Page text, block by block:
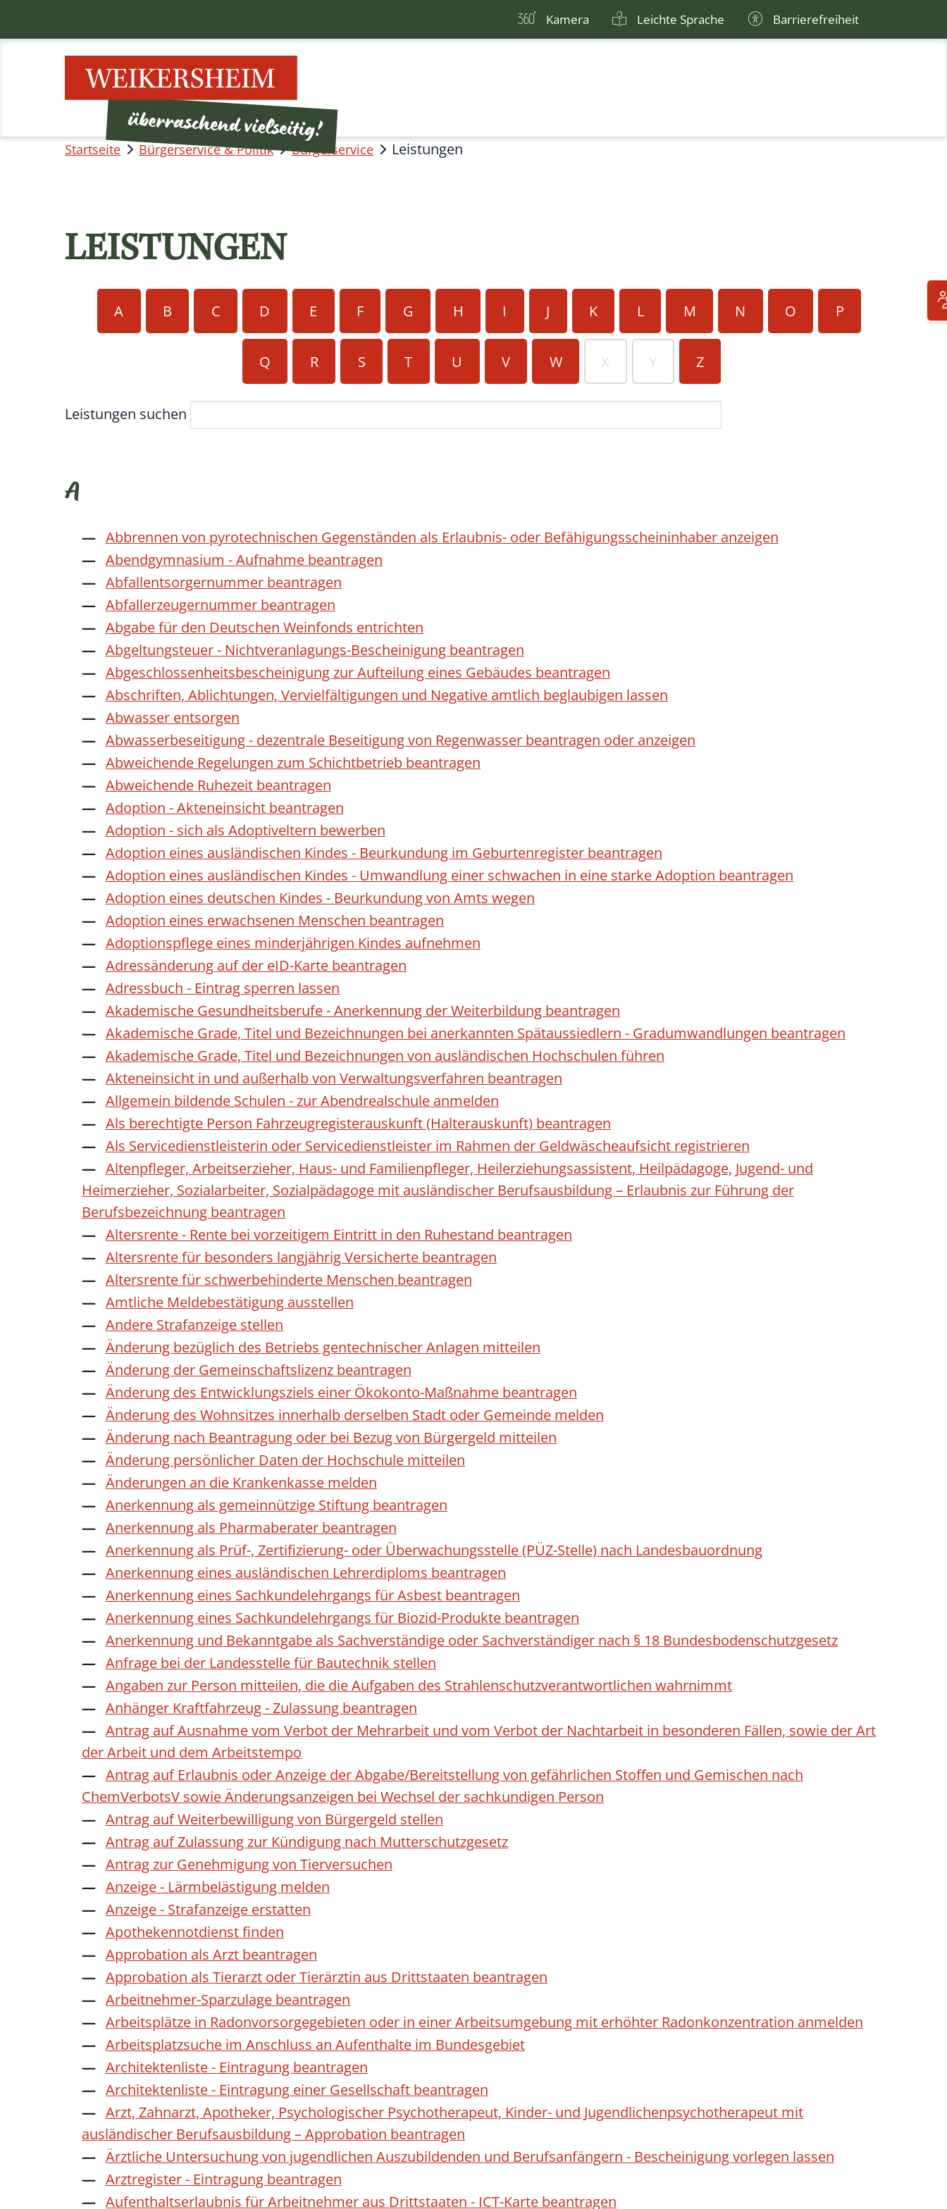
Kamera Leichte Sprache Barrierefreiheit
Startseite Bürgerservice & Politik Bürgerservice Leistungen
LEISTUNGEN
A B C D E F G H I J K L M N O P
Q R S T U V W X Y Z
Leistungen suchen
A
Abbrennen von pyrotechnischen Gegenständen als Erlaubnis- oder Befähigungsscheininhaber anzeigen
Abendgymnasium - Aufnahme beantragen
Abfallentsorgernummer beantragen
Abfallerzeugernummer beantragen
Abgabe für den Deutschen Weinfonds entrichten
Abgeltungsteuer - Nichtveranlagungs-Bescheinigung beantragen
Abgeschlossenheitsbescheinigung zur Aufteilung eines Gebäudes beantragen
Abschriften, Ablichtungen, Vervielfältigungen und Negative amtlich beglaubigen lassen
Abwasser entsorgen
Abwasserbeseitigung - dezentrale Beseitigung von Regenwasser beantragen oder anzeigen
Abweichende Regelungen zum Schichtbetrieb beantragen
Abweichende Ruhezeit beantragen
Adoption - Akteneinsicht beantragen
Adoption - sich als Adoptiveltern bewerben
Adoption eines ausländischen Kindes - Beurkundung im Geburtenregister beantragen
Adoption eines ausländischen Kindes - Umwandlung einer schwachen in eine starke Adoption beantragen
Adoption eines deutschen Kindes - Beurkundung von Amts wegen
Adoption eines erwachsenen Menschen beantragen
Adoptionspflege eines minderjährigen Kindes aufnehmen
Adressänderung auf der eID-Karte beantragen
Adressbuch - Eintrag sperren lassen
Akademische Gesundheitsberufe - Anerkennung der Weiterbildung beantragen
Akademische Grade, Titel und Bezeichnungen bei anerkannten Spätaussiedlern - Gradumwandlungen beantragen
Akademische Grade, Titel und Bezeichnungen von ausländischen Hochschulen führen
Akteneinsicht in und außerhalb von Verwaltungsverfahren beantragen
Allgemein bildende Schulen - zur Abendrealschule anmelden
Als berechtigte Person Fahrzeugregisterauskunft (Halterauskunft) beantragen
Als Servicedienstleisterin oder Servicedienstleister im Rahmen der Geldwäscheaufsicht registrieren
Altenpfleger, Arbeitserzieher, Haus- und Familienpfleger, Heilerziehungsassistent, Heilpädagoge, Jugend- und
Heimerzieher, Sozialarbeiter, Sozialpädagoge mit ausländischer Berufsausbildung – Erlaubnis zur Führung der
Berufsbezeichnung beantragen
Altersrente - Rente bei vorzeitigem Eintritt in den Ruhestand beantragen
Altersrente für besonders langjährig Versicherte beantragen
Altersrente für schwerbehinderte Menschen beantragen
Amtliche Meldebestätigung ausstellen
Andere Strafanzeige stellen
Änderung bezüglich des Betriebs gentechnischer Anlagen mitteilen
Änderung der Gemeinschaftslizenz beantragen
Änderung des Entwicklungsziels einer Ökokonto-Maßnahme beantragen
Änderung des Wohnsitzes innerhalb derselben Stadt oder Gemeinde melden
Änderung nach Beantragung oder bei Bezug von Bürgergeld mitteilen
Änderung persönlicher Daten der Hochschule mitteilen
Änderungen an die Krankenkasse melden
Anerkennung als gemeinnützige Stiftung beantragen
Anerkennung als Pharmaberater beantragen
Anerkennung als Prüf-, Zertifizierung- oder Überwachungsstelle (PÜZ-Stelle) nach Landesbauordnung
Anerkennung eines ausländischen Lehrerdiploms beantragen
Anerkennung eines Sachkundelehrgangs für Asbest beantragen
Anerkennung eines Sachkundelehrgangs für Biozid-Produkte beantragen
Anerkennung und Bekanntgabe als Sachverständige oder Sachverständiger nach § 18 Bundesbodenschutzgesetz
Anfrage bei der Landesstelle für Bautechnik stellen
Angaben zur Person mitteilen, die die Aufgaben des Strahlenschutzverantwortlichen wahrnimmt
Anhänger Kraftfahrzeug - Zulassung beantragen
Antrag auf Ausnahme vom Verbot der Mehrarbeit und vom Verbot der Nachtarbeit in besonderen Fällen, sowie der Art
der Arbeit und dem Arbeitstempo
Antrag auf Erlaubnis oder Anzeige der Abgabe/Bereitstellung von gefährlichen Stoffen und Gemischen nach
ChemVerbotsV sowie Änderungsanzeigen bei Wechsel der sachkundigen Person
Antrag auf Weiterbewilligung von Bürgergeld stellen
Antrag auf Zulassung zur Kündigung nach Mutterschutzgesetz
Antrag zur Genehmigung von Tierversuchen
Anzeige - Lärmbelästigung melden
Anzeige - Strafanzeige erstatten
Apothekennotdienst finden
Approbation als Arzt beantragen
Approbation als Tierarzt oder Tierärztin aus Drittstaaten beantragen
Arbeitnehmer-Sparzulage beantragen
Arbeitsplätze in Radonvorsorgegebieten oder in einer Arbeitsumgebung mit erhöhter Radonkonzentration anmelden
Arbeitsplatzsuche im Anschluss an Aufenthalte im Bundesgebiet
Architektenliste - Eintragung beantragen
Architektenliste - Eintragung einer Gesellschaft beantragen
Arzt, Zahnarzt, Apotheker, Psychologischer Psychotherapeut, Kinder- und Jugendlichenpsychotherapeut mit
ausländischer Berufsausbildung – Approbation beantragen
Ärztliche Untersuchung von jugendlichen Auszubildenden und Berufsanfängern - Bescheinigung vorlegen lassen
Arztregister - Eintragung beantragen
Aufenthaltserlaubnis für Arbeitnehmer aus Drittstaaten - ICT-Karte beantragen